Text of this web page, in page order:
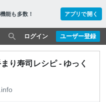
能も多数！ アプリで開く
ユーザー登録
ログイン
り寿司レシピ - ゆっく